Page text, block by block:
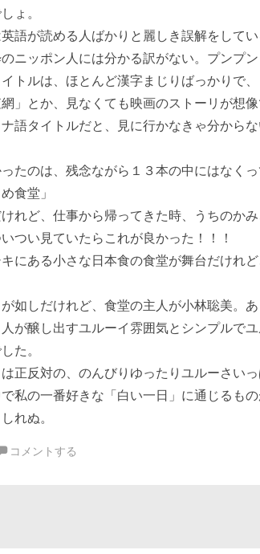
ょ。
語が読める人ばかりと麗しき誤解をしてい
ニッポン人には分かる訳がない。プンプン
トルは、ほとんど漢字まじりばっかりで
」とか、見なくても映画のストーリが想像
語タイトルだと、見に行かなきゃ分から
たのは、残念ながら１３本の中にはなく
食堂」
れど、仕事から帰ってきた時、うちのか
つい見ていたらこれが良かった！！！
にある小さな日本食の食堂が舞台だけれ
如しだけれど、食堂の主人が小林聡美。
が醸し出すユルーイ雰囲気とシンプルでユ
た。
正反対の、のんびりゆったりユルーさいっ
私の一番好きな「白い一日」に通じるも
れぬ。
コメントする